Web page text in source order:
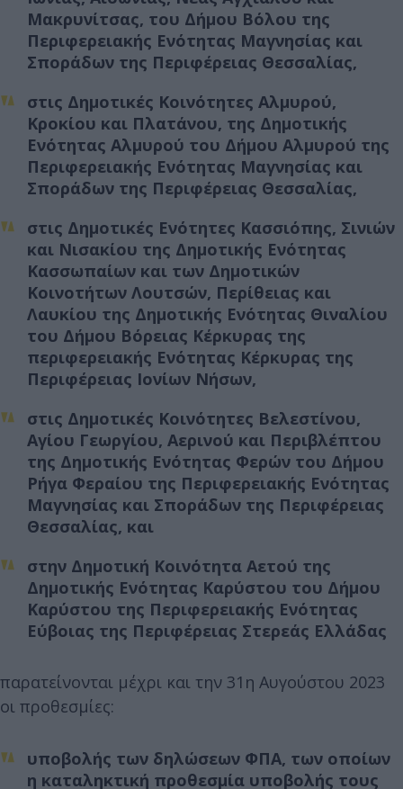
Μακρυνίτσας, του Δήμου Βόλου της
Περιφερειακής Ενότητας Μαγνησίας και
Σποράδων της Περιφέρειας Θεσσαλίας,
στις Δημοτικές Κοινότητες Αλμυρού,
Κροκίου και Πλατάνου, της Δημοτικής
Ενότητας Αλμυρού του Δήμου Αλμυρού της
Περιφερειακής Ενότητας Μαγνησίας και
Σποράδων της Περιφέρειας Θεσσαλίας,
στις Δημοτικές Ενότητες Κασσιόπης, Σινιών
και Νισακίου της Δημοτικής Ενότητας
Κασσωπαίων και των Δημοτικών
Κοινοτήτων Λουτσών, Περίθειας και
Λαυκίου της Δημοτικής Ενότητας Θιναλίου
του Δήμου Βόρειας Κέρκυρας της
περιφερειακής Ενότητας Κέρκυρας της
Περιφέρειας Ιονίων Νήσων,
στις Δημοτικές Κοινότητες Βελεστίνου,
Αγίου Γεωργίου, Αερινού και Περιβλέπτου
της Δημοτικής Ενότητας Φερών του Δήμου
Ρήγα Φεραίου της Περιφερειακής Ενότητας
Μαγνησίας και Σποράδων της Περιφέρειας
Θεσσαλίας, και
στην Δημοτική Κοινότητα Αετού της
Δημοτικής Ενότητας Καρύστου του Δήμου
Καρύστου της Περιφερειακής Ενότητας
Εύβοιας της Περιφέρειας Στερεάς Ελλάδας
παρατείνονται μέχρι και την 31η Αυγούστου 2023
οι προθεσμίες:
υποβολής των δηλώσεων ΦΠΑ, των οποίων
η καταληκτική προθεσμία υποβολής τους